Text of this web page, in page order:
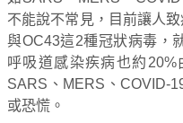
不能說不常見，目前讓人
與OC43這2種冠狀病毒，
呼吸道感染疾病也約20%
SARS、MERS、COVID-
或恐慌。